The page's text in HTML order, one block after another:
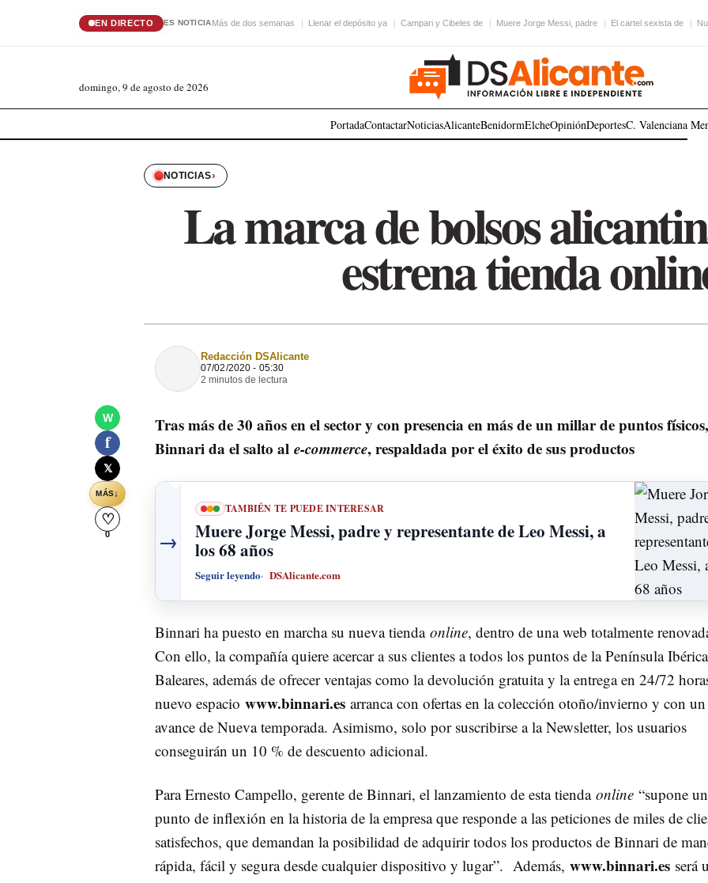
EN DIRECTO ES NOTICIAMás de dos semanas Llenar el depósito ya Campari y Cibeles de Muere Jorge Messi, padre El cartel sexista de
domingo, 9 de agosto de 2026
PortadaContactarNoticiasAlicanteBenidormElcheOpiniónDeportesC. Valenciana
NOTICIAS›
La marca de bolsos
estrena tienda
W
f
𝕏
MÁS↓
♡
0
Redacción DSAlicante
07/02/2020 - 05:30
2 minutos de lectura
Tras más de 30 años en el sector y con presencia en más de un millar de puntos físicos,
Binnari da el salto al e-commerce, respaldada por el éxito de sus productos
→
TAMBIÉN TE PUEDE INTERESAR
Muere Jorge Messi, padre y representante de Leo Messi, a
los 68 años
Seguir leyendo DSAlicante.com
Binnari ha puesto en marcha su nueva tienda online, dentro de una web totalmente
Con ello, la compañía quiere acercar a sus clientes a todos los puntos de la Península
Baleares, además de ofrecer ventajas como la devolución gratuita y la entrega en 24/72
nuevo espacio www.binnari.es arranca con ofertas en la colección otoño/invierno y con un
avance de Nueva temporada. Asimismo, solo por suscribirse a la Newsletter, los usuarios
conseguirán un 10 % de descuento adicional.
Para Ernesto Campello, gerente de Binnari, el lanzamiento de esta tienda online “supone un
punto de inflexión en la historia de la empresa que responde a las peticiones de miles de
satisfechos, que demandan la posibilidad de adquirir todos los productos de Binnari de
rápida, fácil y segura desde cualquier dispositivo y lugar”. Además, www.binnari.es será